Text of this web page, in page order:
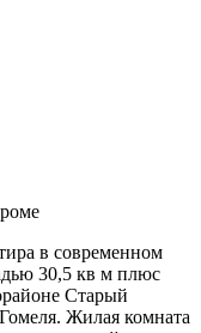
в современном
30,5 кв м плюс
Старый
Жилая комната